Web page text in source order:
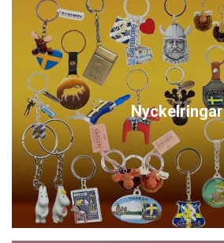
Nyckelringar